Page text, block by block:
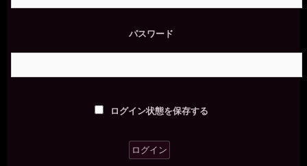
パスワード
ログイン状態を保存する
それが奴隷として正しい躾だな。
2026年7月18日 - 22:00
2026年7月18日 - 22:00